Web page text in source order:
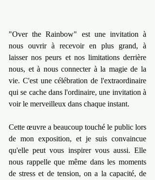
"Over the Rainbow" est une invitation à
nous ouvrir à recevoir en plus grand, à
laisser nos peurs et nos limitations derrière
nous, et à nous connecter à la magie de la
vie. C'est une célébration de l'extraordinaire
qui se cache dans l'ordinaire, une invitation à
voir le merveilleux dans chaque instant.
Cette œuvre a beaucoup touché le public lors
de mon exposition, et je suis convaincue
qu'elle peut vous inspirer vous aussi. Elle
nous rappelle que même dans les moments
de stress et de tension, on a la capacité, de